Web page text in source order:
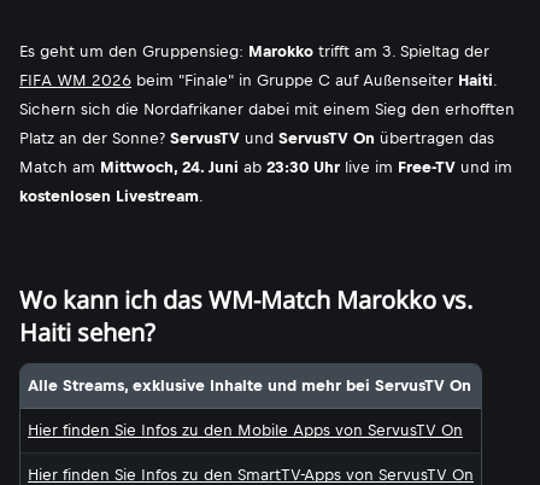
Es geht um den Gruppensieg: Marokko trifft am 3. Spieltag der
FIFA WM 2026 beim "Finale" in Gruppe C auf Außenseiter Haiti.
Sichern sich die Nordafrikaner dabei mit einem Sieg den erhofften
Platz an der Sonne? ServusTV und ServusTV On übertragen das
Match am Mittwoch, 24. Juni ab 23:30 Uhr live im Free-TV und im
kostenlosen Livestream.
Wo kann ich das WM-Match Marokko vs.
Haiti sehen?
Alle Streams, exklusive Inhalte und mehr bei ServusTV On
Hier finden Sie Infos zu den Mobile Apps von ServusTV On
Hier finden Sie Infos zu den SmartTV-Apps von ServusTV On